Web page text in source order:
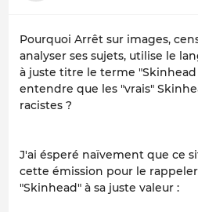
Pourquoi Arrêt sur images,
analyser ses sujets, utilise le
à juste titre le terme
entendre que les "vrais"
racistes ?
J'ai ésperé naïvement que ce
cette émission pour le
"Skinhead" à sa juste valeur :